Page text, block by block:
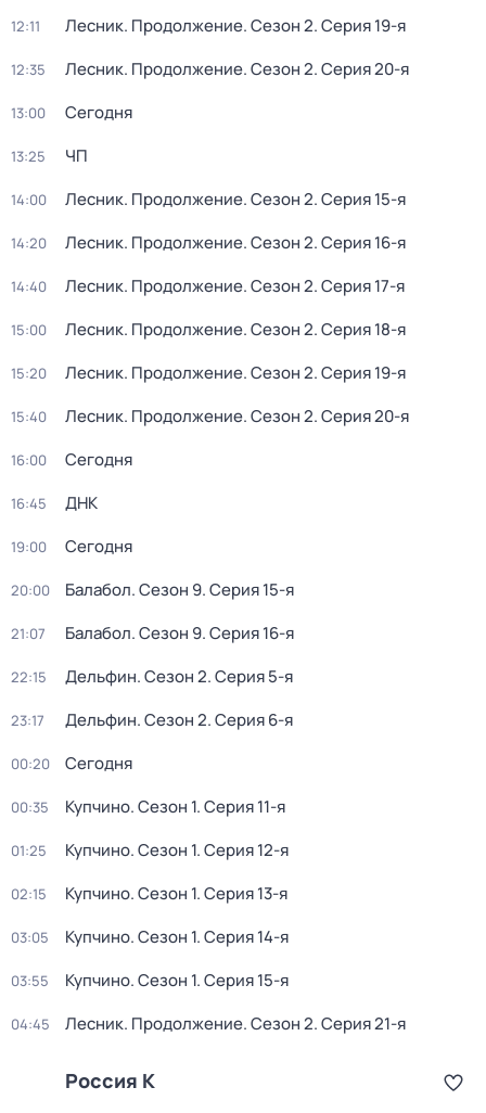
12:11 Лесник. Продолжение. Сезон 2. Серия 19-я
12:35 Лесник. Продолжение. Сезон 2. Серия 20-я
13:00 Сегодня
13:25 ЧП
14:00 Лесник. Продолжение. Сезон 2. Серия 15-я
14:20 Лесник. Продолжение. Сезон 2. Серия 16-я
14:40 Лесник. Продолжение. Сезон 2. Серия 17-я
15:00 Лесник. Продолжение. Сезон 2. Серия 18-я
15:20 Лесник. Продолжение. Сезон 2. Серия 19-я
15:40 Лесник. Продолжение. Сезон 2. Серия 20-я
16:00 Сегодня
16:45 ДНК
19:00 Сегодня
20:00 Балабол. Сезон 9. Серия 15-я
21:07 Балабол. Сезон 9. Серия 16-я
22:15 Дельфин. Сезон 2. Серия 5-я
23:17 Дельфин. Сезон 2. Серия 6-я
00:20 Сегодня
00:35 Купчино. Сезон 1. Серия 11-я
01:25 Купчино. Сезон 1. Серия 12-я
02:15 Купчино. Сезон 1. Серия 13-я
03:05 Купчино. Сезон 1. Серия 14-я
03:55 Купчино. Сезон 1. Серия 15-я
04:45 Лесник. Продолжение. Сезон 2. Серия 21-я
Россия К